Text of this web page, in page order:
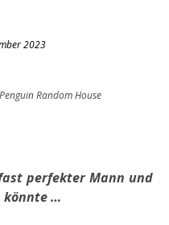
2023
Random House
perfekter Mann und
könnte …